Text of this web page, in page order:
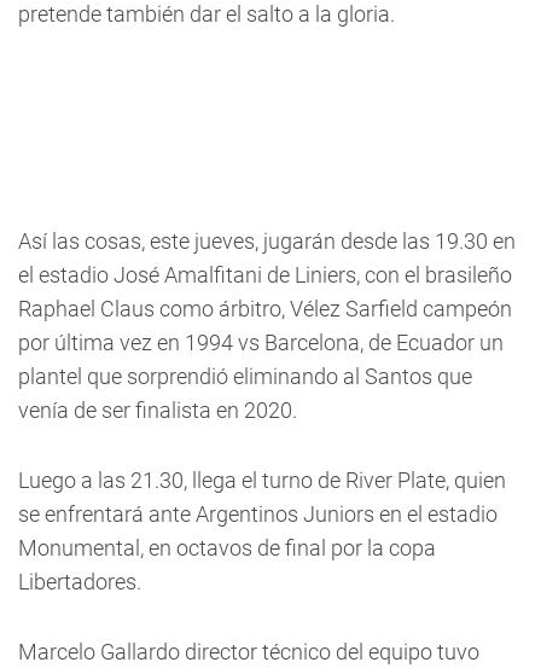
pretende también dar el salto a la gloria.
Así las cosas, este jueves, jugarán desde las 19.30 en
el estadio José Amalfitani de Liniers, con el brasileño
Raphael Claus como árbitro, Vélez Sarfield campeón
por última vez en 1994 vs Barcelona, de Ecuador un
plantel que sorprendió eliminando al Santos que
venía de ser finalista en 2020.
Luego a las 21.30, llega el turno de River Plate, quien
se enfrentará ante Argentinos Juniors en el estadio
Monumental, en octavos de final por la copa
Libertadores.
Marcelo Gallardo director técnico del equipo tuvo